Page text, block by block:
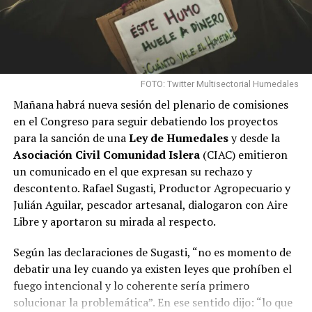
Argentina siempre termina
siendo funcional a los
grupos concentrados de la
economía en perjuicio de
las mayorías
populares.#LeyDeHumedalesYa
— Fabian Palo Oliver (@PaloOliver) September 29,
2022
FOTO: Twitter Multisectorial Humedales
Mañana habrá nueva sesión del plenario de comisiones
en el Congreso para seguir debatiendo los proyectos
para la sanción de unaLey de Humedalesy desde la
Asociación Civil Comunidad Islera(CIAC) emitieron
un comunicado en el que expresan su rechazo y
descontento. Rafael Sugasti, Productor Agropecuario y
Julián Aguilar, pescador artesanal, dialogaron con Aire
Libre y aportaron su mirada al respecto.
Según las declaraciones de Sugasti, “no es momento de
debatir una ley cuando ya existen leyes que prohíben el
fuego intencional y lo coherente sería primero
solucionar la problemática”. En ese sentido dijo: “lo que